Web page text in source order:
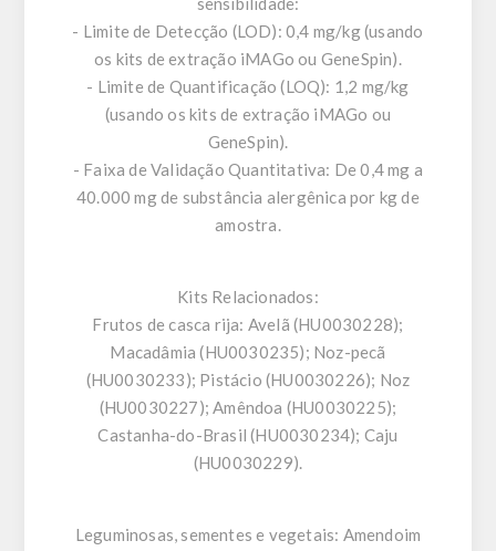
- Limite de Detecção (LOD): 0,4 mg/kg (usando
os kits de extração iMAGo ou GeneSpin).
- Limite de Quantificação (LOQ): 1,2 mg/kg
(usando os kits de extração iMAGo ou
GeneSpin).
- Faixa de Validação Quantitativa: De 0,4 mg a
40.000 mg de substância alergênica por kg de
amostra.
Kits Relacionados:
Frutos de casca rija: Avelã (HU0030228);
Macadâmia (HU0030235); Noz-pecã
(HU0030233); Pistácio (HU0030226); Noz
(HU0030227); Amêndoa (HU0030225);
Castanha-do-Brasil (HU0030234); Caju
(HU0030229).
Leguminosas, sementes e vegetais: Amendoim